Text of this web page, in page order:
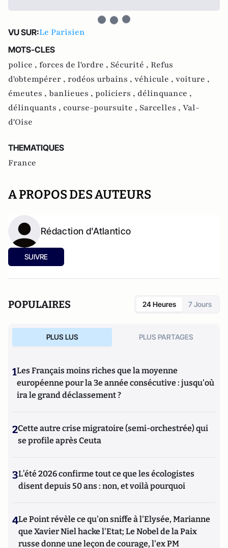
VU SUR:Le Parisien
MOTS-CLES
police , forces de l'ordre , Sécurité , Refus
d'obtempérer , rodéos urbains , véhicule , voiture ,
émeutes , banlieues , policiers , délinquance ,
délinquants , course-poursuite , Sarcelles , Val-
d'Oise
THEMATIQUES
France
A PROPOS DES AUTEURS
Rédaction d'Atlantico
SUIVRE
POPULAIRES 24 Heures 7 Jours
PLUS LUS PLUS PARTAGES
1Les Français moins riches que la moyenne
européenne pour la 3e année consécutive : jusqu'où
ira le grand déclassement ?
2Cette autre crise migratoire (semi-orchestrée) qui
se profile après Ceuta
3L’été 2026 confirme tout ce que les écologistes
disent depuis 50 ans : non, et voilà pourquoi
4Le Point révèle ce qu'on sniffe à l'Elysée, Marianne
que Xavier Niel hacke l'Etat; Le Nobel de la Paix
russe donne une leçon de courage, l'ex PM